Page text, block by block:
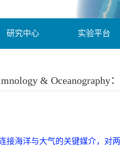
研究中心 实验平台
& Oceanography
接海洋与大气的关键媒介，对